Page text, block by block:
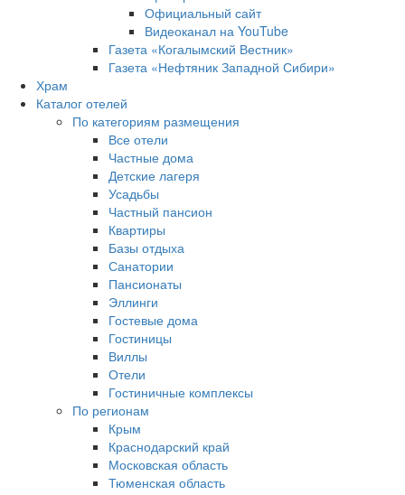
Официальный сайт
Видеоканал на YouTube
Газета «Когалымский Вестник»
Газета «Нефтяник Западной Сибири»
Храм
Каталог отелей
По категориям размещения
Все отели
Частные дома
Детские лагеря
Усадьбы
Частный пансион
Квартиры
Базы отдыха
Санатории
Пансионаты
Эллинги
Гостевые дома
Гостиницы
Виллы
Отели
Гостиничные комплексы
По регионам
Крым
Краснодарский край
Московская область
Тюменская область